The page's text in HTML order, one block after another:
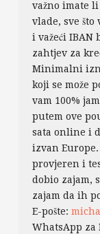
važno imate
vlade, sve što
i važeći IBAN
zahtjev za
Minimalni
koji se može
vam 100%
putem ove
sata online i
izvan
provjeren i
dobio zajam,
zajam da ih
E-pošte:
WhatsApp za